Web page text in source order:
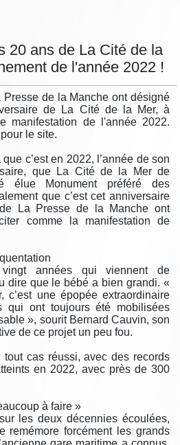
20 ans de La Cité de la
de l'année 2022 !
Presse de la Manche ont désigné
de La Cité de la Mer, à
manifestation de l'année 2022.
le site.
que c’est en 2022, l’année de son
que La Cité de la Mer de
élue Monument préféré des
que c’est cet anniversaire
La Presse de la Manche ont
comme la manifestation de
années qui viennent de
dire que le bébé a bien grandi. «
c’est une épopée extraordinaire
qui ont toujours été mobilisées
», sourit Bernard Cauvin, son
de ce projet un peu fou.
tout cas réussi, avec des records
en 2022, avec près de 300
à faire »
les deux décennies écoulées,
remémore forcément les grands